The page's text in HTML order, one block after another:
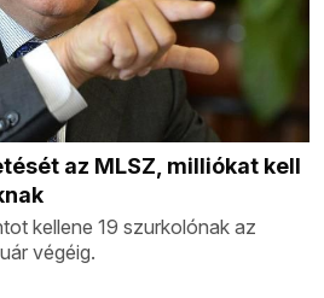
az MLSZ, milliókat kell
kellene 19 szurkolónak az
végéig.